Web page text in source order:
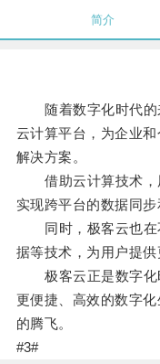
简介
随着数字化时代的
云计算平台，为企业
解决方案。
借助云计算技术，
实现跨平台的数据同步
同时，极客云也在
据等技术，为用户提供
极客云正是数字化
更便捷、高效的数字
的腾飞。
#3#